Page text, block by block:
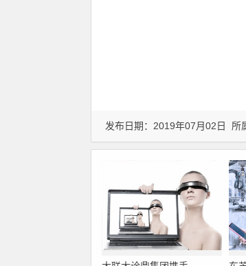
发布日期：2019年07月02日 所